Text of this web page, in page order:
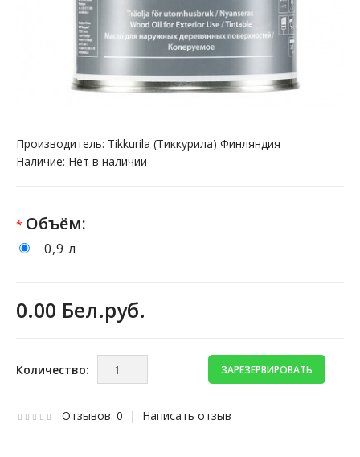
Производитель: Tikkurila (Тиккурила) Финляндия
Наличие: Нет в наличии
* Объём:
0,9 л
0.00 Бел.руб.
Количество:
Отзывов: 0 | Написать отзыв